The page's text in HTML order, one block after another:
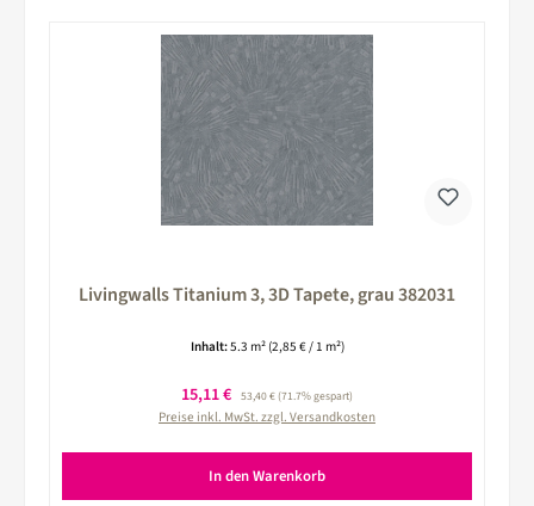
Livingwalls Titanium 3, 3D Tapete, grau 382031
Inhalt:5.3 m² (2,85 € / 1 m²)
Verkaufspreis:
15,11 € Regulärer Preis:
53,40 €(71.7% gespart)
Preise inkl. MwSt. zzgl. Versandkosten
In den Warenkorb